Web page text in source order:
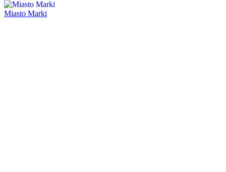
Miasto Marki